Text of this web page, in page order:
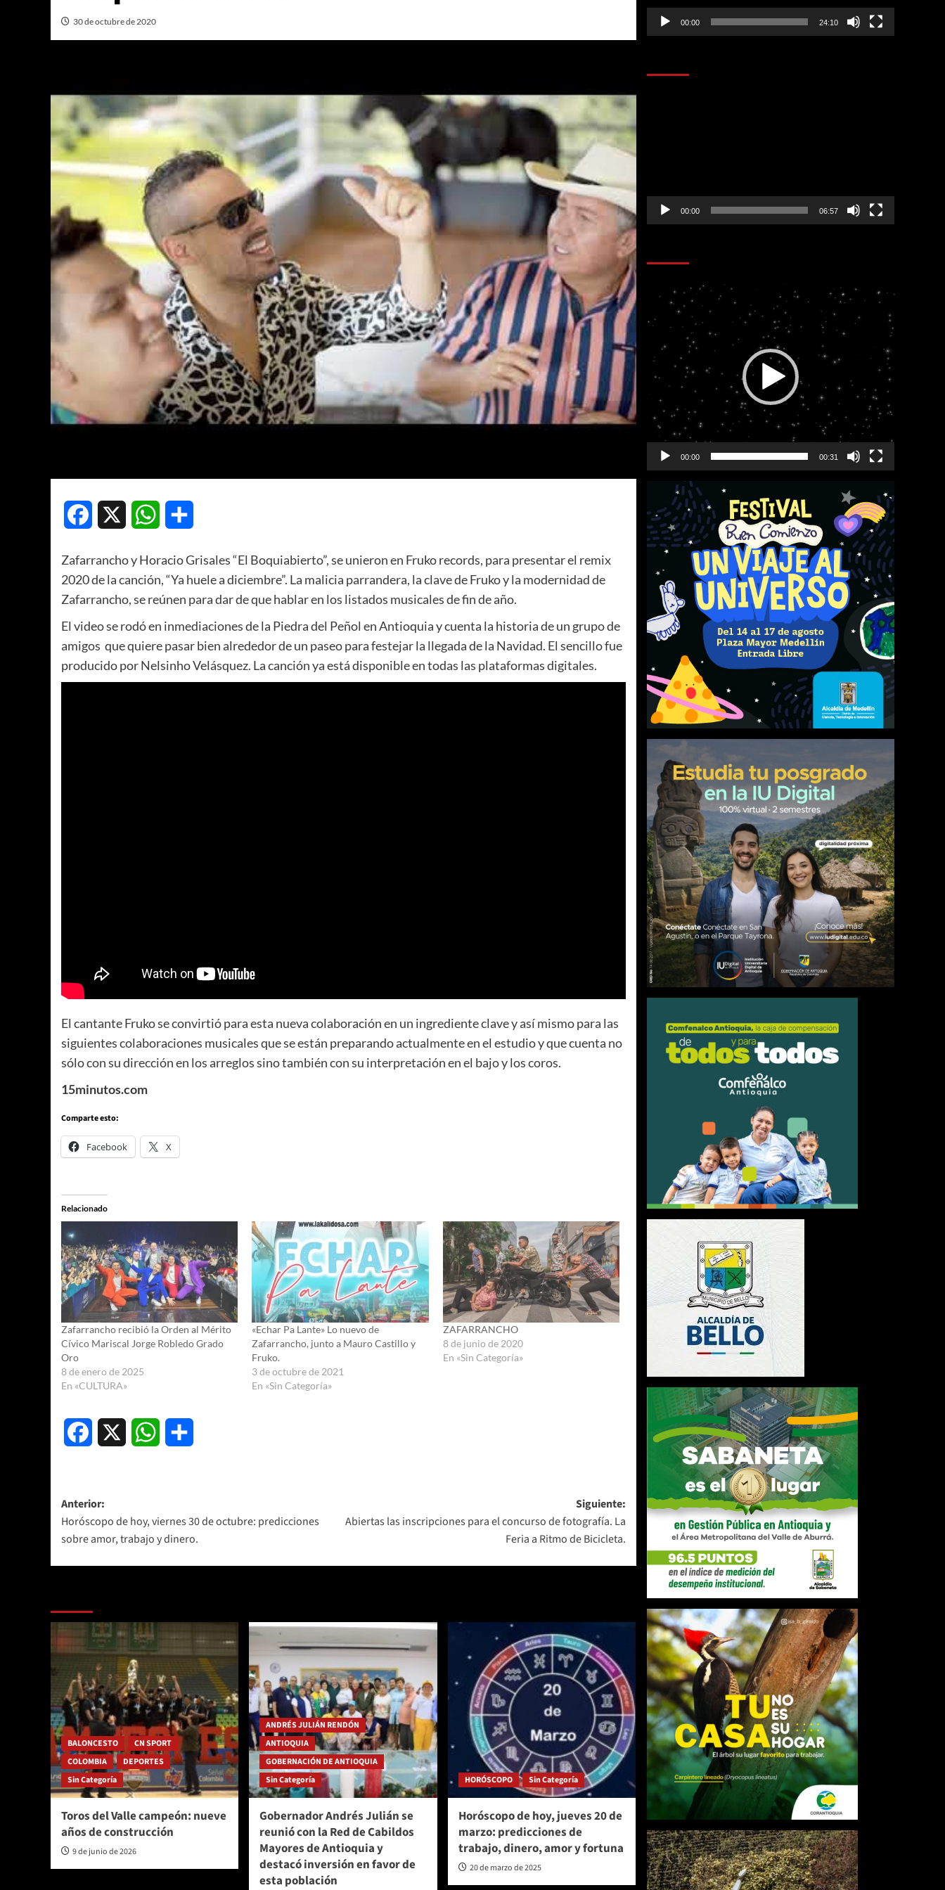
30 de octubre de 2020
Facebook WhatsApp
Zafarrancho y Horacio Grisales “El Boquiabierto”, se unieron en Fruko records, para presentar el remix
2020 de la canción, “Ya huele a diciembre”. La malicia parrandera, la clave de Fruko y la modernidad de
Zafarrancho, se reúnen para dar de que hablar en los listados musicales de fin de año.
El video se rodó en inmediaciones de la Piedra del Peñol en Antioquia y cuenta la historia de un grupo de
amigos que quiere pasar bien alrededor de un paseo para festejar la llegada de la Navidad. El sencillo fue
producido por Nelsinho Velásquez. La canción ya está disponible en todas las plataformas digitales.
El cantante Fruko se convirtió para esta nueva colaboración en un ingrediente clave y así mismo para las
siguientes colaboraciones musicales que se están preparando actualmente en el estudio y que cuenta no
sólo con su dirección en los arreglos sino también con su interpretación en el bajo y los coros.
15minutos.com
Comparte esto:
Facebook X
Relacionado
Zafarrancho recibió la Orden al Mérito
Cívico Mariscal Jorge Robledo Grado
Oro
8 de enero de 2025
En «CULTURA»
«Echar Pa Lante» Lo nuevo de
Zafarrancho, junto a Mauro Castillo y
Fruko.
3 de octubre de 2021
En «Sin Categoría»
ZAFARRANCHO
8 de junio de 2020
En «Sin Categoría»
Facebook WhatsApp
Navegación
de
entradas
Anterior:
Horóscopo de hoy, viernes 30 de octubre: predicciones
sobre amor, trabajo y dinero.
Siguiente:
Abiertas las inscripciones para el concurso de fotografía. La
Feria a Ritmo de Bicicleta.
BALONCESTO
CN SPORT
COLOMBIA
DEPORTES
Sin Categoría
Toros del Valle campeón: nueve
años de construcción
9 de junio de 2026
ANDRÉS JULIÁN RENDÓN
ANTIOQUIA
GOBERNACIÓN DE ANTIOQUIA
Sin Categoría
Gobernador Andrés Julián se
reunió con la Red de Cabildos
Mayores de Antioquia y
destacó inversión en favor de
esta población
HORÓSCOPO Sin Categoría
Horóscopo de hoy, jueves 20 de
marzo: predicciones de
trabajo, dinero, amor y fortuna
20 de marzo de 2025
00:00 24:10
00:00 06:57
Reproductor
vídeo
00:00 00:31